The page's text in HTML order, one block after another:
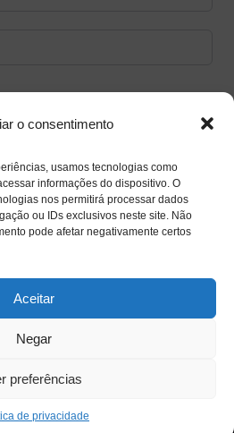
o consentimento
usamos tecnologias como
informações do dispositivo. O
nos permitirá processar dados
ou IDs exclusivos neste site. Não
pode afetar negativamente certos
Aceitar
Negar
preferências
de privacidade
Entrar
conta?Registrar agora
- Todos os direitos reservados